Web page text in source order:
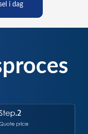
i dag